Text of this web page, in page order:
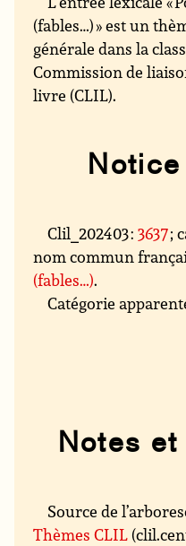
(fables…) » est un
générale dans la
Commission de
livre (CLIL).
Clil_202403 :3637;
nom commun
(fables…).
Catégorie
Notes
Source de
Thèmes CLIL